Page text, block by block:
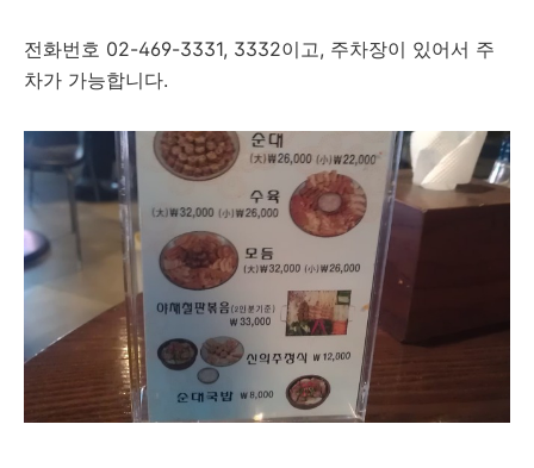
전화번호 02-469-3331, 3332이고, 주차장이 있어서 주
차가 가능합니다.